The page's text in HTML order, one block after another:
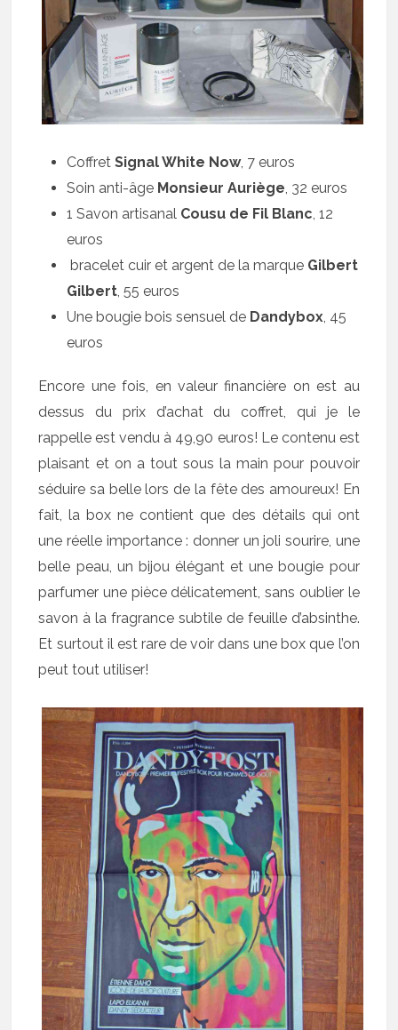
CoffretSignal White Now, 7 euros
Soin anti-âge Monsieur Auriège, 32 euros
1 Savon artisanal Cousu de Fil Blanc, 12
euros
bracelet cuir et argent de la marque Gilbert
Gilbert, 55 euros
Une bougie bois sensuel de Dandybox, 45
euros
Encore une fois, en valeur financière on est au
dessus du prix d’achat du coffret, qui je le
rappelle est vendu à 49,90 euros! Le contenu est
plaisant et on a tout sous la main pour pouvoir
séduire sa belle lors de la fête des amoureux! En
fait, la box ne contient que des détails qui ont
une réelle importance : donner un joli sourire, une
belle peau, un bijou élégant et une bougie pour
parfumer une pièce délicatement, sans oublier le
savon à la fragrance subtile de feuille d’absinthe.
Et surtout il est rare de voir dans une box que l’on
peut tout utiliser!